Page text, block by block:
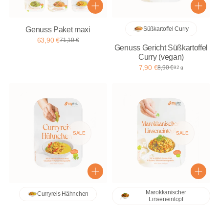
Genuss Paket maxi
63,90 €71,10 €
Süßkartoffel Curry
Genuss Gericht Süßkartoffel
Curry (vegan)
7,90 €8,90 €92 g
SALE
Curryreis Hähnchen
SALE
Marokkanischer
Linseneintopf